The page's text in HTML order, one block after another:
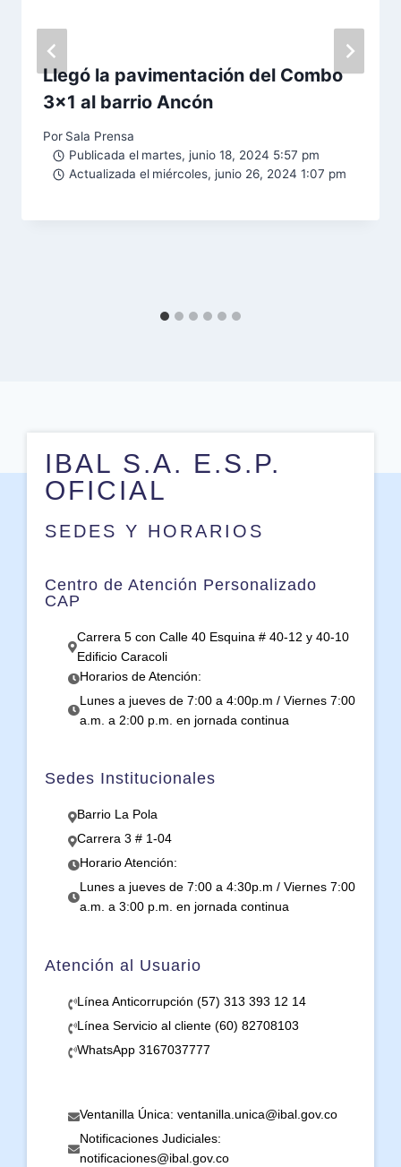
Llegó la pavimentación del Combo
3×1 al barrio Ancón
Por Sala Prensa
Publicada el martes, junio 18, 2024 5:57 pm
Actualizada el miércoles, junio 26, 2024 1:07 pm
IBAL S.A. E.S.P.
OFICIAL
SEDES Y HORARIOS
Centro de Atención Personalizado
CAP
Carrera 5 con Calle 40 Esquina # 40-12 y 40-10
Edificio Caracoli
Horarios de Atención:
Lunes a jueves de 7:00 a 4:00p.m / Viernes 7:00
a.m. a 2:00 p.m. en jornada continua
Sedes Institucionales
Barrio La Pola
Carrera 3 # 1-04
Horario Atención:
Lunes a jueves de 7:00 a 4:30p.m / Viernes 7:00
a.m. a 3:00 p.m. en jornada continua
Atención al Usuario
Línea Anticorrupción (57) 313 393 12 14
Línea Servicio al cliente (60) 82708103
WhatsApp 3167037777
Ventanilla Única: ventanilla.unica@ibal.gov.co
Notificaciones Judiciales:
notificaciones@ibal.gov.co